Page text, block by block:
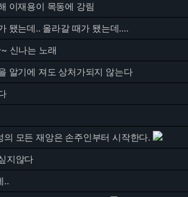
이재용이 목동에 강림
됐는데.. 올라갈 때가 됐는데....
신나는 노래
알기에 져도 상처가되지 않는다
의 모든 재앙은 손주인부터 시작한다.
지않다
..